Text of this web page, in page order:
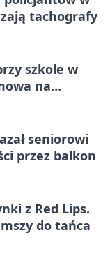
tachografy
szkole w
na
seniorowi
przez balkon
z Red Lips.
do tańca